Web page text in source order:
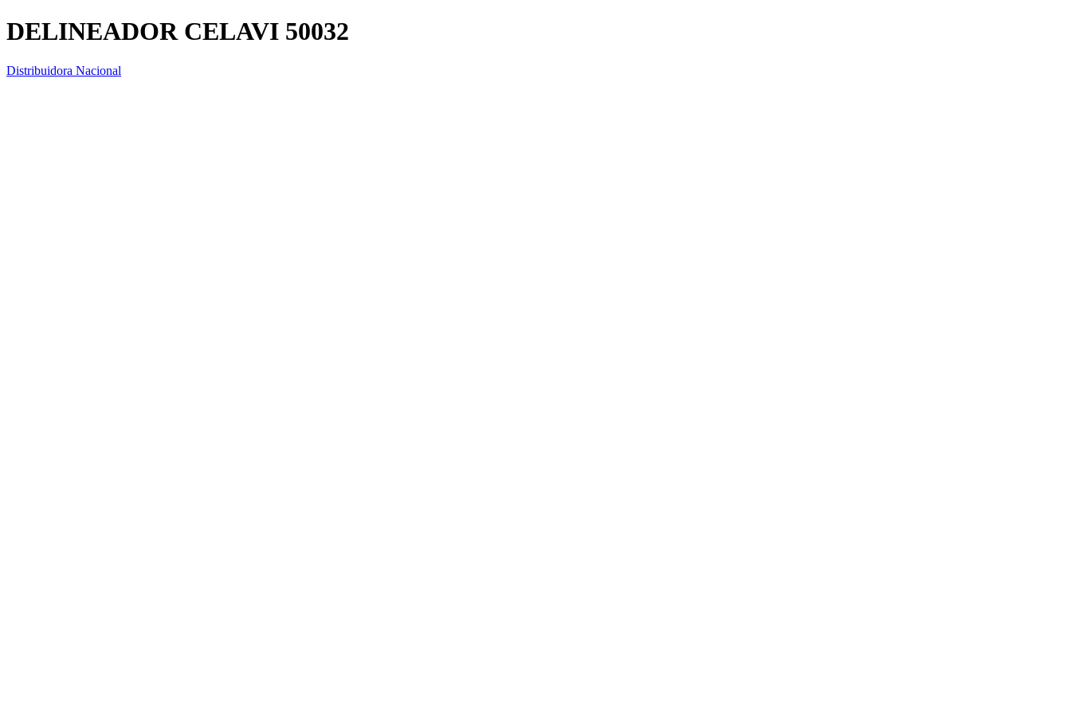
DELINEADOR CELAVI 50032
Distribuidora Nacional